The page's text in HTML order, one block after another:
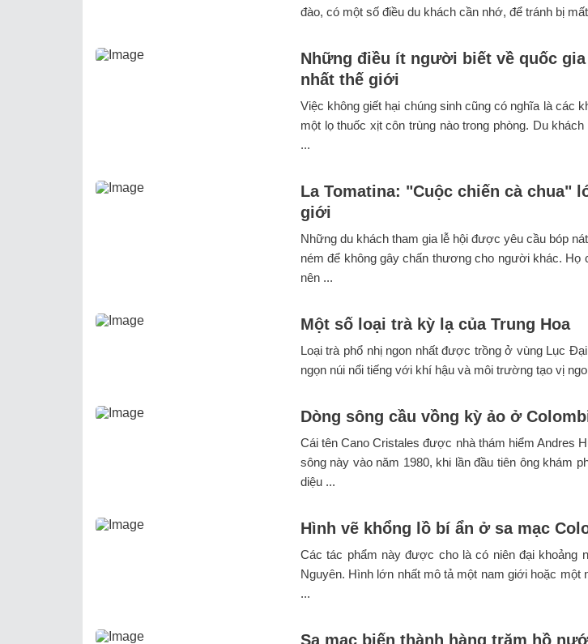
đào, có một số điều du khách cần nhớ, để tránh bị
Những điều ít người biết về quốc
nhất thế giới
Việc không giết hại chúng sinh cũng có nghĩa là các
một lọ thuốc xịt côn trùng nào trong phòng. Du
...
La Tomatina: "Cuộc chiến cà chua"
giới
Những du khách tham gia lễ hội được yêu cầu bóp
ném để không gây chấn thương cho người khác. Họ
nên ...
Một số loại trà kỳ lạ của Trung Hoa
Loại trà phổ nhị ngon nhất được trồng ở vùng Lục
ngọn núi nổi tiếng với khí hậu và môi trường tạo vị
Dòng sông cầu vồng kỳ ảo ở
Cái tên Cano Cristales được nhà thám hiểm Andres
sông này vào năm 1980, khi lần đầu tiên ông khám
diệu ...
Hình vẽ khổng lồ bí ẩn ở sa mạc
Các tác phẩm này được cho là có niên đại khoảng
Nguyên. Hình lớn nhất mô tả một nam giới hoặc một
...
Sa mạc biến thành hàng trăm hồ